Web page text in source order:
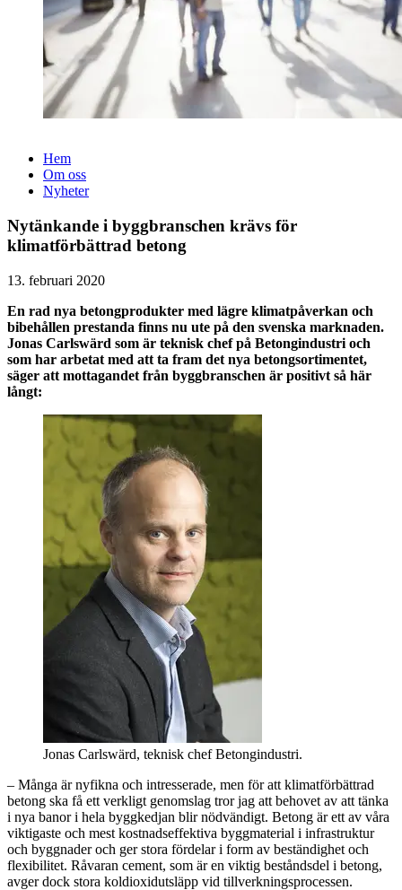
Hem
Om oss
Nyheter
Nytänkande i byggbranschen krävs för
klimatförbättrad betong
13. februari 2020
En rad nya betongprodukter med lägre klimatpåverkan och
bibehållen prestanda finns nu ute på den svenska marknaden.
Jonas Carlswärd som är teknisk chef på Betongindustri och
som har arbetat med att ta fram det nya betongsortimentet,
säger att mottagandet från byggbranschen är positivt så här
långt:
Jonas Carlswärd, teknisk chef Betongindustri.
– Många är nyfikna och intresserade, men för att klimatförbättrad
betong ska få ett verkligt genomslag tror jag att behovet av att tänka
i nya banor i hela byggkedjan blir nödvändigt. Betong är ett av våra
viktigaste och mest kostnadseffektiva byggmaterial i infrastruktur
och byggnader och ger stora fördelar i form av beständighet och
flexibilitet. Råvaran cement, som är en viktig beståndsdel i betong,
avger dock stora koldioxidutsläpp vid tillverkningsprocessen.